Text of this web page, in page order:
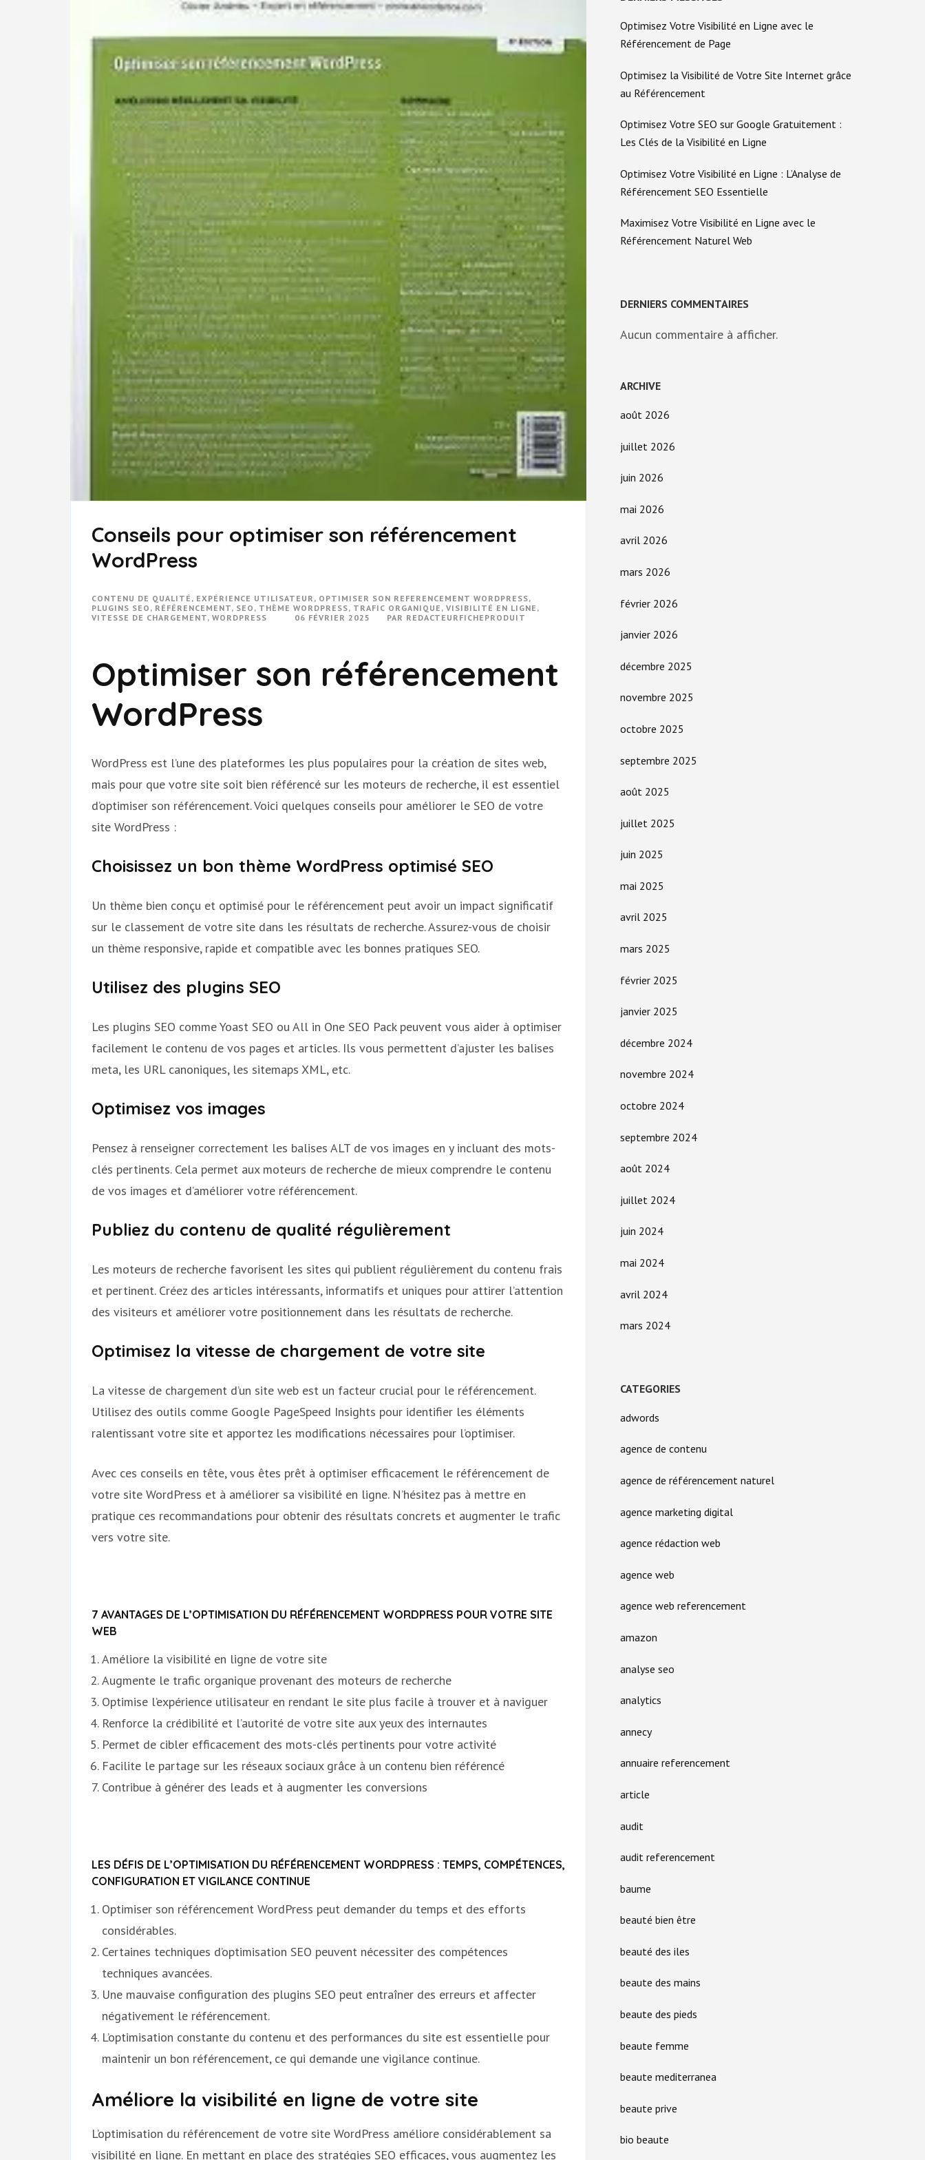
Conseils pour optimiser son référencement
WordPress
CONTENU DE QUALITÉ , EXPÉRIENCE UTILISATEUR , OPTIMISER SON REFERENCEMENT WORDPRESS,
PLUGINS SEO , RÉFÉRENCEMENT, SEO , THÈME WORDPRESS, TRAFIC ORGANIQUE , VISIBILITÉ EN LIGNE ,
VITESSE DE CHARGEMENT, WORDPRESS 06 FÉVRIER 2025 PAR REDACTEURFICHEPRODUIT
Optimiser son référencement
WordPress
WordPress est l’une des plateformes les plus populaires pour la création de sites web,
mais pour que votre site soit bien référencé sur les moteurs de recherche, il est essentiel
d’optimiser son référencement. Voici quelques conseils pour améliorer le SEO de votre
site WordPress :
Choisissez un bon thème WordPress optimisé SEO
Un thème bien conçu et optimisé pour le référencement peut avoir un impact significatif
sur le classement de votre site dans les résultats de recherche. Assurez-vous de choisir
un thème responsive, rapide et compatible avec les bonnes pratiques SEO.
Utilisez des plugins SEO
Les plugins SEO comme Yoast SEO ou All in One SEO Pack peuvent vous aider à optimiser
facilement le contenu de vos pages et articles. Ils vous permettent d’ajuster les balises
meta, les URL canoniques, les sitemaps XML, etc.
Optimisez vos images
Pensez à renseigner correctement les balises ALT de vos images en y incluant des mots-
clés pertinents. Cela permet aux moteurs de recherche de mieux comprendre le contenu
de vos images et d’améliorer votre référencement.
Publiez du contenu de qualité régulièrement
Les moteurs de recherche favorisent les sites qui publient régulièrement du contenu frais
et pertinent. Créez des articles intéressants, informatifs et uniques pour attirer l’attention
des visiteurs et améliorer votre positionnement dans les résultats de recherche.
Optimisez la vitesse de chargement de votre site
La vitesse de chargement d’un site web est un facteur crucial pour le référencement.
Utilisez des outils comme Google PageSpeed Insights pour identifier les éléments
ralentissant votre site et apportez les modifications nécessaires pour l’optimiser.
Avec ces conseils en tête, vous êtes prêt à optimiser efficacement le référencement de
votre site WordPress et à améliorer sa visibilité en ligne. N’hésitez pas à mettre en
pratique ces recommandations pour obtenir des résultats concrets et augmenter le trafic
vers votre site.
7 AVANTAGES DE L’OPTIMISATION DU RÉFÉRENCEMENT WORDPRESS POUR VOTRE SITE
WEB
Améliore la visibilité en ligne de votre site
Augmente le trafic organique provenant des moteurs de recherche
Optimise l’expérience utilisateur en rendant le site plus facile à trouver et à naviguer
Renforce la crédibilité et l’autorité de votre site aux yeux des internautes
Permet de cibler efficacement des mots-clés pertinents pour votre activité
Facilite le partage sur les réseaux sociaux grâce à un contenu bien référencé
Contribue à générer des leads et à augmenter les conversions
LES DÉFIS DE L’OPTIMISATION DU RÉFÉRENCEMENT WORDPRESS : TEMPS, COMPÉTENCES,
CONFIGURATION ET VIGILANCE CONTINUE
Optimiser son référencement WordPress peut demander du temps et des efforts
considérables.
Certaines techniques d’optimisation SEO peuvent nécessiter des compétences
techniques avancées.
Une mauvaise configuration des plugins SEO peut entraîner des erreurs et affecter
négativement le référencement.
L’optimisation constante du contenu et des performances du site est essentielle pour
maintenir un bon référencement, ce qui demande une vigilance continue.
Améliore la visibilité en ligne de votre site
L’optimisation du référencement de votre site WordPress améliore considérablement sa
visibilité en ligne. En mettant en place des stratégies SEO efficaces, vous augmentez les
Optimisez Votre Visibilité en Ligne avec le
Référencement de Page
Optimisez la Visibilité de Votre Site Internet grâce
au Référencement
Optimisez Votre SEO sur Google Gratuitement :
Les Clés de la Visibilité en Ligne
Optimisez Votre Visibilité en Ligne : L’Analyse de
Référencement SEO Essentielle
Maximisez Votre Visibilité en Ligne avec le
Référencement Naturel Web
DERNIERS COMMENTAIRES
Aucun commentaire à afficher.
ARCHIVE
août 2026
juillet 2026
juin 2026
mai 2026
avril 2026
mars 2026
février 2026
janvier 2026
décembre 2025
novembre 2025
octobre 2025
septembre 2025
août 2025
juillet 2025
juin 2025
mai 2025
avril 2025
mars 2025
février 2025
janvier 2025
décembre 2024
novembre 2024
octobre 2024
septembre 2024
août 2024
juillet 2024
juin 2024
mai 2024
avril 2024
mars 2024
CATEGORIES
adwords
agence de contenu
agence de référencement naturel
agence marketing digital
agence rédaction web
agence web
agence web referencement
amazon
analyse seo
analytics
annecy
annuaire referencement
article
audit
audit referencement
baume
beauté bien être
beauté des iles
beaute des mains
beaute des pieds
beaute femme
beaute mediterranea
beaute prive
bio beaute